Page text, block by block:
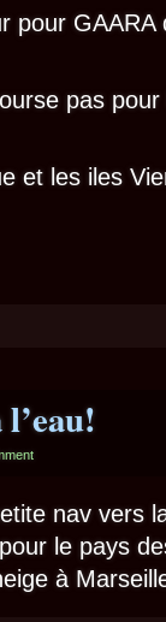
pour GAARA
pas
et les iles
nav vers
le pays
à